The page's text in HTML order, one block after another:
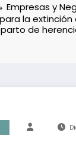
Empresas y
la extinción
de